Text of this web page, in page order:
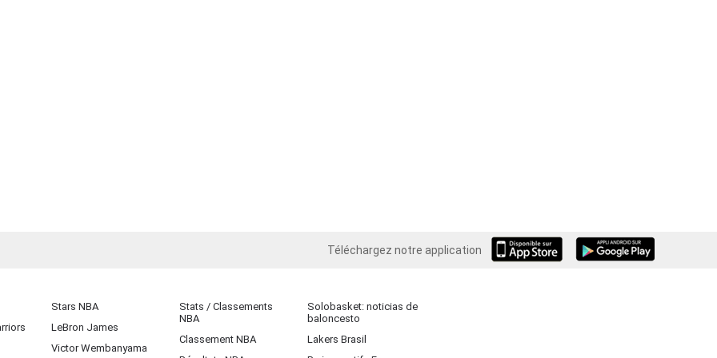
Téléchargez notre application
iOS Android
Stars NBA
LeBron James
Victor Wembanyama
Stats / Classements
NBA
Classement NBA
Solobasket: noticias de
baloncesto
Lakers Brasil